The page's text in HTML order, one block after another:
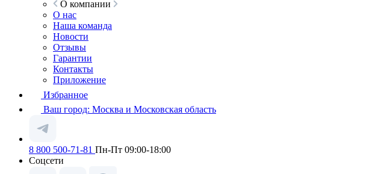
О компании
О нас
Наша команда
Новости
Отзывы
Гарантии
Контакты
Приложение
Избранное
Ваш город: Москва и Московская область
8 800 500-71-81 Пн-Пт 09:00-18:00
Соцсети